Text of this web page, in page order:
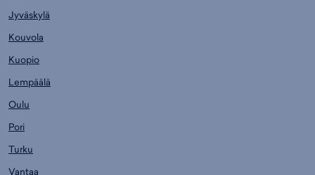
Jyväskylä
Kouvola
Kuopio
Lempäälä
Oulu
Pori
Turku
Vantaa